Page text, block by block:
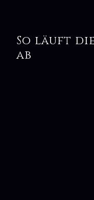
So läuft
ab